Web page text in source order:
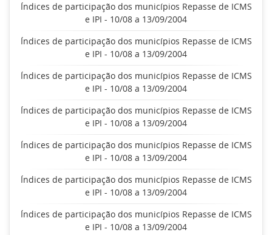
Índices de participação dos municípios Repasse de ICMS
e IPI - 10/08 a 13/09/2004
Índices de participação dos municípios Repasse de ICMS
e IPI - 10/08 a 13/09/2004
Índices de participação dos municípios Repasse de ICMS
e IPI - 10/08 a 13/09/2004
Índices de participação dos municípios Repasse de ICMS
e IPI - 10/08 a 13/09/2004
Índices de participação dos municípios Repasse de ICMS
e IPI - 10/08 a 13/09/2004
Índices de participação dos municípios Repasse de ICMS
e IPI - 10/08 a 13/09/2004
Índices de participação dos municípios Repasse de ICMS
e IPI - 10/08 a 13/09/2004